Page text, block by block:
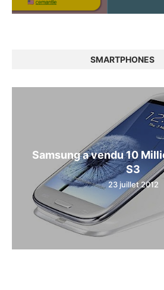
SMARTPHONES
Samsung a vendu 10
S3
23 juillet 2012